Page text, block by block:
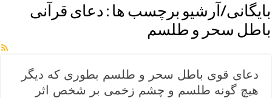
دعای مشکل گشا برای رفع فقر – ذکرهای روزی‌ بخش
معجزات دعای یا من اظهر الجمیل – دعای یا من اظهر الجمیل برای
مهم ترین اذکار الهی و فضیلت آن ها – ذکر مخصوص مستجاب الدعوه
دعا برای ترس بچه ها در خواب – دعای ترس و بی خوابی کودکان
نماز حاجت برای کار گشایی- دعای رفع مشکلات و طلب حاجت
بایگانی/آرشیو برچسب ها : دعای قرآنی
باطل سحر و طلسم
دعای قوی باطل سحر و طلسم بطوری که دیگر
هیچ گونه طلسم و چشم زخمی بر شخص اثر